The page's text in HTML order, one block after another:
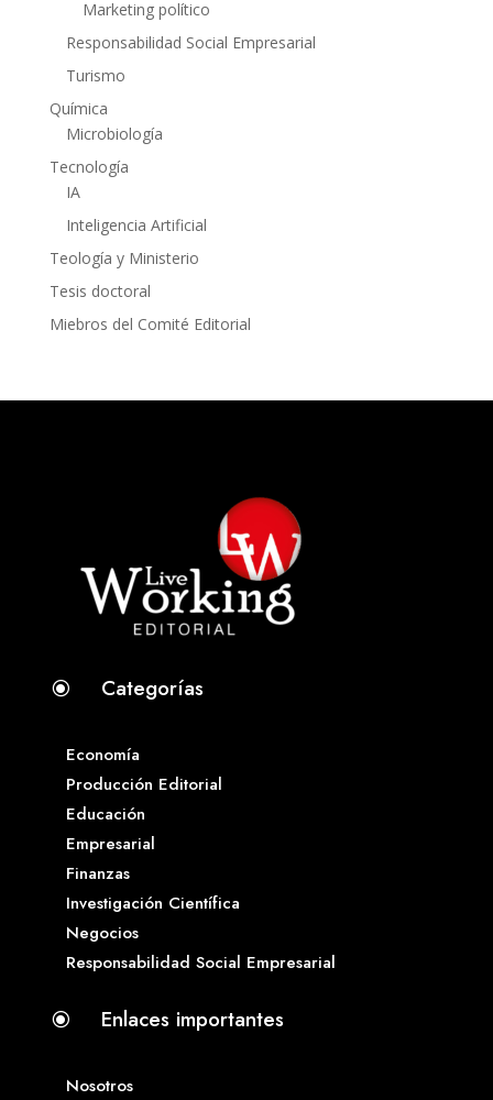
Marketing político
Responsabilidad Social Empresarial
Turismo
Química
Microbiología
Tecnología
IA
Inteligencia Artificial
Teología y Ministerio
Tesis doctoral
Miebros del Comité Editorial
\ Categorías
Economía
Producción Editorial
Educación
Empresarial
Finanzas
Investigación Científica
Negocios
Responsabilidad Social Empresarial
\ Enlaces importantes
Nosotros